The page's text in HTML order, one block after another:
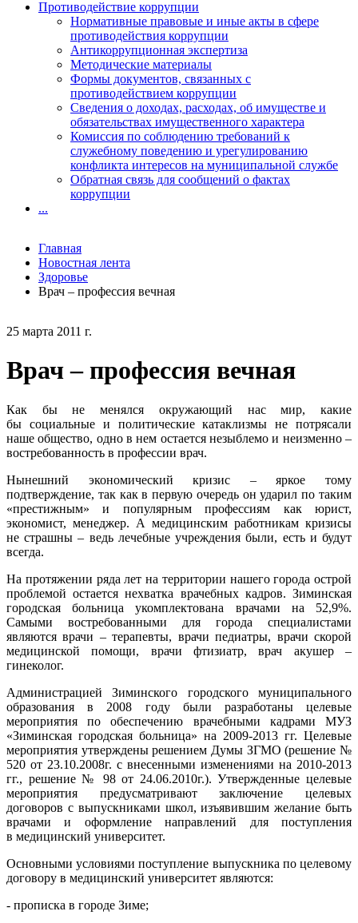
25 марта 2011 г.
Врач – профессия вечная
Как бы не менялся окружающий нас мир, какие
бы социальные и политические катаклизмы не потрясали
наше общество, одно в нем остается незыблемо и неизменно –
востребованность в профессии врач.
Нынешний экономический кризис – яркое тому
подтверждение, так как в первую очередь он ударил по таким
«престижным» и популярным профессиям как юрист,
экономист, менеджер. А медицинским работникам кризисы
не страшны – ведь лечебные учреждения были, есть и будут
всегда.
На протяжении ряда лет на территории нашего города острой
проблемой остается нехватка врачебных кадров. Зиминская
городская больница укомплектована врачами на 52,9%.
Самыми востребованными для города специалистами
являются врачи – терапевты, врачи педиатры, врачи скорой
медицинской помощи, врачи фтизиатр, врач акушер –
гинеколог.
Администрацией Зиминского городского муниципального
образования в 2008 году были разработаны целевые
мероприятия по обеспечению врачебными кадрами МУЗ
«Зиминская городская больница» на 2009-2013 гг. Целевые
мероприятия утверждены решением Думы ЗГМО (решение №
520 от 23.10.2008г. с внесенными изменениями на 2010-2013
гг., решение № 98 от 24.06.2010г.). Утвержденные целевые
мероприятия предусматривают заключение целевых
договоров с выпускниками школ, изъявившим желание быть
врачами и оформление направлений для поступления
в медицинский университет.
Основными условиями поступление выпускника по целевому
договору в медицинский университет являются:
- прописка в городе Зиме;
Противодействие коррупции
Нормативные правовые и иные акты в сфере
противодействия коррупции
Антикоррупционная экспертиза
Методические материалы
Формы документов, связанных с
противодействием коррупции
Сведения о доходах, расходах, об имуществе и
обязательствах имущественного характера
Комиссия по соблюдению требований к
служебному поведению и урегулированию
конфликта интересов на муниципальной службе
Обратная связь для сообщений о фактах
коррупции
...
Главная
Новостная лента
Здоровье
Врач – профессия вечная